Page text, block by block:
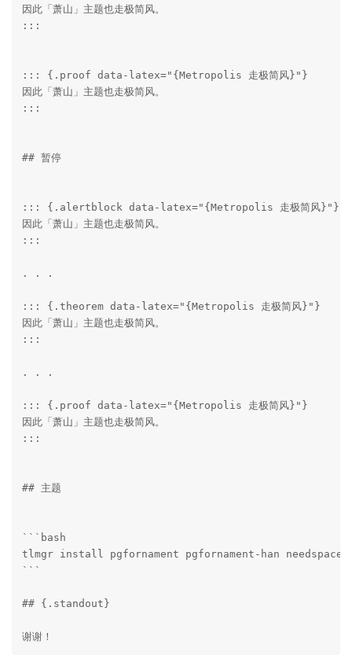
因此「萧山」主题也走极简风。
:::
::: {.proof data-latex="{Metropolis 走极简风}"}
因此「萧山」主题也走极简风。
:::
## 暂停
::: {.alertblock data-latex="{Metropolis 走极简风}"}
因此「萧山」主题也走极简风。
:::
. . .
::: {.theorem data-latex="{Metropolis 走极简风}"}
因此「萧山」主题也走极简风。
:::
. . .
::: {.proof data-latex="{Metropolis 走极简风}"}
因此「萧山」主题也走极简风。
:::
## 主题
```bash
tlmgr install pgfornament pgfornament-han needspace
```
## {.standout}
谢谢！